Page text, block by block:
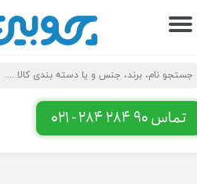
تماس 90 284 284 - 021
حساب کاربری من
تغییر گذر واژه
سفارشات
خروج از حساب کاربری